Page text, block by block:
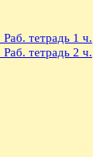
тетрадь 1 ч.
тетрадь 2 ч.